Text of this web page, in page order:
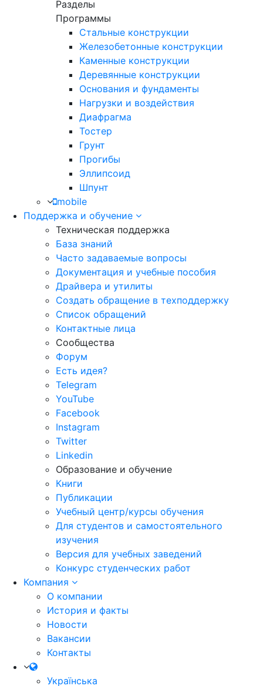
Разделы
Программы
Стальные конструкции
Железобетонные конструкции
Каменные конструкции
Деревянные конструкции
Основания и фундаменты
Нагрузки и воздействия
Диафрагма
Тостер
Грунт
Прогибы
Эллипсоид
Шпунт
mobile
Поддержка и обучение
Техническая поддержка
База знаний
Часто задаваемые вопросы
Документация и учебные пособия
Драйвера и утилиты
Создать обращение в техподдержку
Список обращений
Контактные лица
Сообщества
Форум
Есть идея?
Telegram
YouTube
Facebook
Instagram
Twitter
Linkedin
Образование и обучение
Книги
Публикации
Учебный центр/курсы обучения
Для студентов и самостоятельного
изучения
Версия для учебных заведений
Конкурс студенческих работ
Компания
О компании
История и факты
Новости
Вакансии
Контакты
Українська